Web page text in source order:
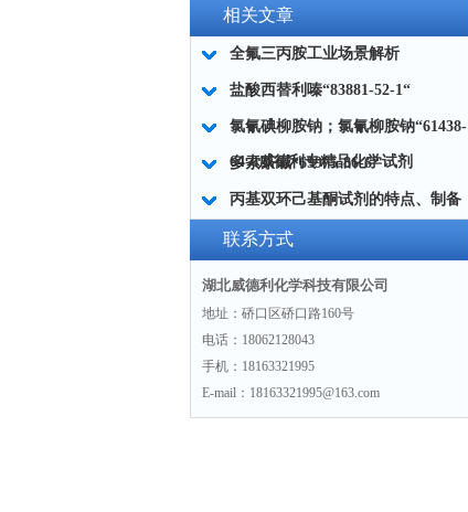
相关文章
全氟三丙胺工业场景解析
盐酸西替利嗪“83881-52-1“
氯氰碘柳胺钠；氯氰柳胺钠“61438-
64-0威德利专精品化学试剂
多索茶碱“69975-86-6“
丙基双环己基酮试剂的特点、制备
方法和一些相关的化学性质。
联系方式
湖北威德利化学科技有限公司
地址：硚口区硚口路160号
电话：18062128043
手机：18163321995
E-mail：18163321995@163.com